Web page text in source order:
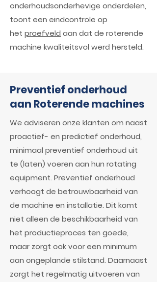
onderhoudsonderhevige onderdelen,
toont een eindcontrole op
het proefveld aan dat de roterende
machine kwaliteitsvol werd hersteld.
Preventief onderhoud
aan Roterende machines
We adviseren onze klanten om naast
proactief- en predictief onderhoud,
minimaal preventief onderhoud uit
te (laten) voeren aan hun rotating
equipment. Preventief onderhoud
verhoogt de betrouwbaarheid van
de machine en installatie. Dit komt
niet alleen de beschikbaarheid van
het productieproces ten goede,
maar zorgt ook voor een minimum
aan ongeplande stilstand. Daarnaast
zorgt het regelmatig uitvoeren van